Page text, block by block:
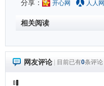
分享： 开心网 人人网
相关阅读
网友评论 目前已有0条评论